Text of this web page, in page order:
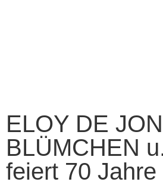
ELOY DE
BLÜMCHEN
feiert 70 Jahre